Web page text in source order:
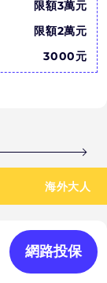
限額3萬元
限額2萬元
3000元
海外大人
網路投保